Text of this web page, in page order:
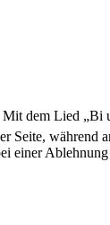
dem Lied „Bi
einer